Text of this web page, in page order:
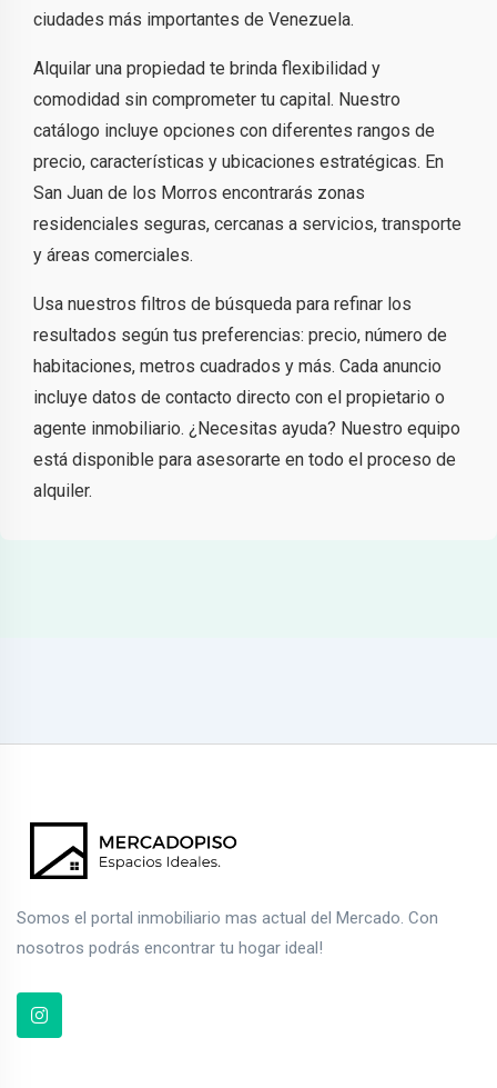
ciudades más importantes de Venezuela.
Alquilar una propiedad te brinda flexibilidad y
comodidad sin comprometer tu capital. Nuestro
catálogo incluye opciones con diferentes rangos de
precio, características y ubicaciones estratégicas. En
San Juan de los Morros encontrarás zonas
residenciales seguras, cercanas a servicios, transporte
y áreas comerciales.
Usa nuestros filtros de búsqueda para refinar los
resultados según tus preferencias: precio, número de
habitaciones, metros cuadrados y más. Cada anuncio
incluye datos de contacto directo con el propietario o
agente inmobiliario. ¿Necesitas ayuda? Nuestro equipo
está disponible para asesorarte en todo el proceso de
alquiler.
Somos el portal inmobiliario mas actual del Mercado. Con
nosotros podrás encontrar tu hogar ideal!